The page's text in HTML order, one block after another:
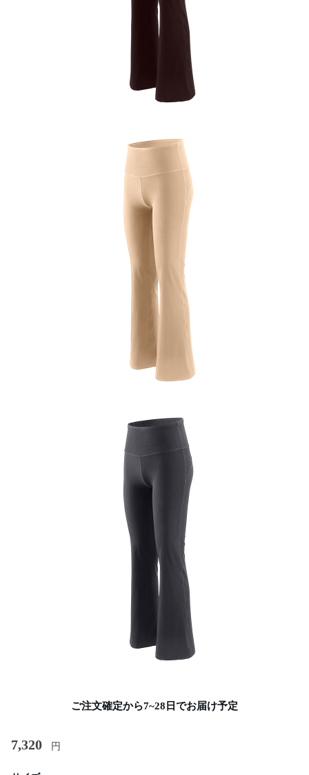
ご注文確定から7~28日でお届け予定
7,320 円